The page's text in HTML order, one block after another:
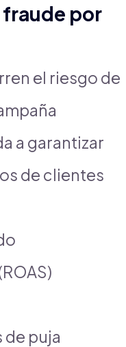
por
el riesgo de
a garantizar
de clientes
puja